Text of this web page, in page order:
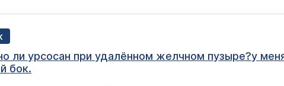
ли урсосан при удалённом желчном пузыре?у
бок.